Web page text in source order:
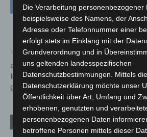
Vorheriger Artikel
aufhof-Verlängerung:
Innenstadt-Projekt ist ein
großer Erfolg
Verwandte Artikel Mehr vom Autor
Die Verarbeitung personenbezogener
beispielsweise des Namens, der
Adresse oder Telefonnummer einer
erfolgt stets im Einklang mit der
Grundverordnung und in
uns geltenden landesspezifischen
Datenschutzbestimmungen. Mittels
Datenschutzerklärung möchte unser
Öffentlichkeit über Art, Umfang und
erhobenen, genutzten und
personenbezogenen Daten
betroffene Personen mittels dieser